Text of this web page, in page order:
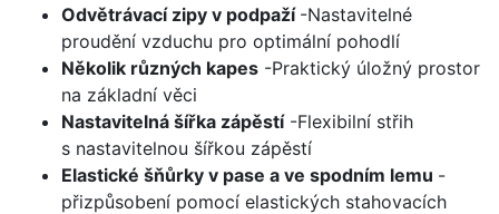
Odvětrávací zipy v podpaží -Nastavitelné
proudění vzduchu pro optimální pohodlí
Několik různých kapes -Praktický úložný prostor
na základní věci
Nastavitelná šířka zápěstí-Flexibilní střih
s nastavitelnou šířkou zápěstí
Elastické šňůrky v pase a ve spodním lemu -
přizpůsobení pomocí elastických stahovacích